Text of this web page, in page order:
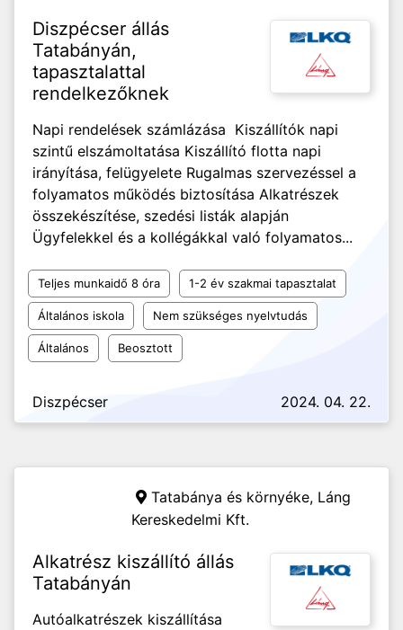
Diszpécser állás
Tatabányán,
tapasztalattal
rendelkezőknek
Napi rendelések számlázása Kiszállítók napi
szintű elszámoltatása Kiszállító flotta napi
irányítása, felügyelete Rugalmas szervezéssel a
folyamatos működés biztosítása Alkatrészek
összekészítése, szedési listák alapján
Ügyfelekkel és a kollégákkal való folyamatos...
Teljes munkaidő 8 óra 1-2 év szakmai tapasztalat
Általános iskola Nem szükséges nyelvtudás
Általános Beosztott
Diszpécser 2024. 04. 22.
Tatabánya és környéke, Láng
Kereskedelmi Kft.
Alkatrész kiszállító állás
Tatabányán
Autóalkatrészek kiszállítása